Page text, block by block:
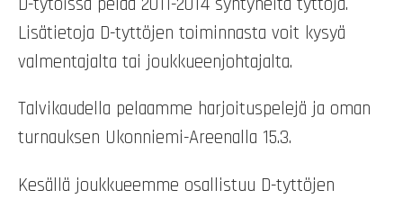
Lisätietoja D-tyttöjen toiminnasta voit kysyä
valmentajalta tai joukkueenjohtajalta.
Talvikaudella pelaamme harjoituspelejä ja oman
turnauksen Ukonniemi-Areenalla 15.3.
Kesällä joukkueemme osallistuu D-tyttöjen